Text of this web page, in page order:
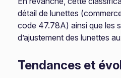
détail de lunettes
code 47.78A) ainsi que les
d’ajustement des lunettes
Tendances et